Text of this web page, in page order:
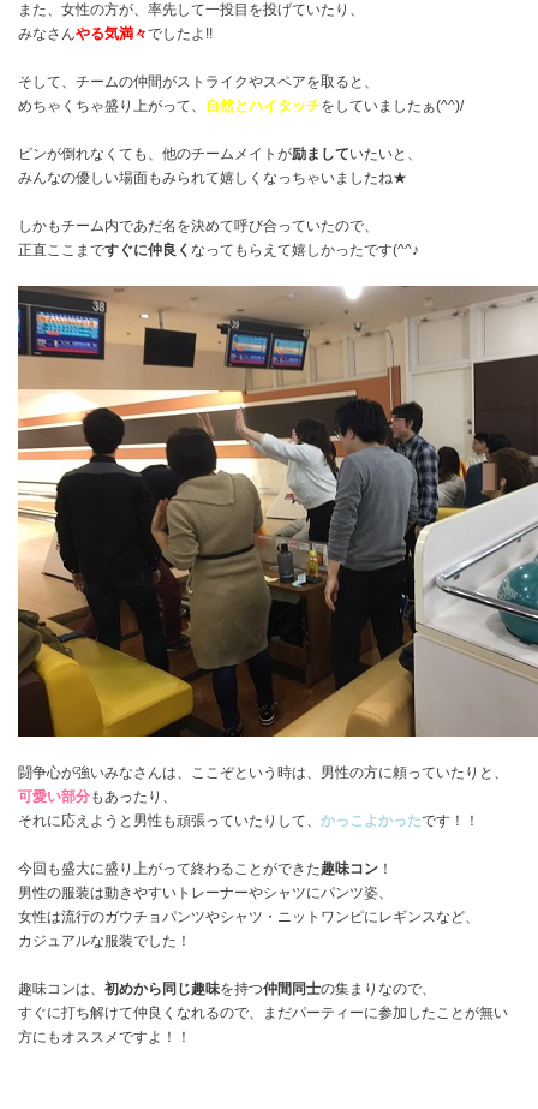
また、女性の方が、率先して一投目を投げていたり、
みなさんやる気満々でしたよ!!
そして、チームの仲間がストライクやスペアを取ると、
めちゃくちゃ盛り上がって、 自然とハイタッチをしていましたぁ(^^)/
ピンが倒れなくても、他のチームメイトが励ましていたいと、
みんなの優しい場面もみられて嬉しくなっちゃいましたね★
しかもチーム内であだ名を決めて呼び合っていたので、
正直ここまですぐに仲良く なってもらえて嬉しかったです(^^♪
闘争心が強いみなさんは、ここぞという時は、男性の方に頼っていたりと、
可愛い部分もあったり、
それに応えようと男性も頑張っていたりして、 かっこよかったです！！
今回も盛大に盛り上がって終わることができた趣味コン ！
男性の服装は動きやすいトレーナーやシャツにパンツ姿、
女性は流行のガウチョパンツやシャツ・ニットワンピにレギンスなど、
カジュアルな服装でした！
趣味コンは、 初めから同じ趣味を持つ仲間同士の集まりなので、
すぐに打ち解けて仲良くなれるので、まだパーティーに参加したことが無い
方にもオススメですよ！！